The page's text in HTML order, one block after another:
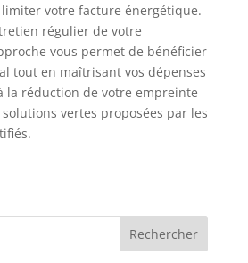
votre facture énergétique.
régulier de votre
vous permet de bénéficier
tout en maîtrisant vos dépenses
la réduction de votre empreinte
vertes proposées par les